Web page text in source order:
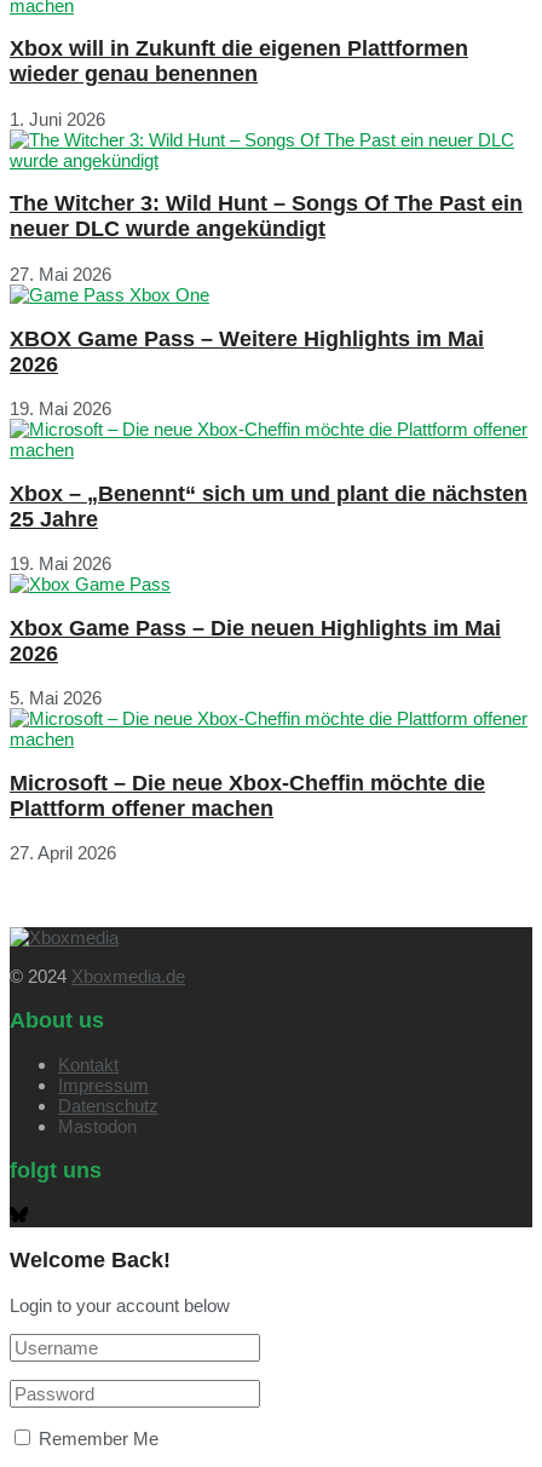
Xbox will in Zukunft die eigenen Plattformen
wieder genau benennen
1. Juni 2026
The Witcher 3: Wild Hunt – Songs Of The Past ein
neuer DLC wurde angekündigt
27. Mai 2026
XBOX Game Pass – Weitere Highlights im Mai
2026
19. Mai 2026
Xbox – „Benennt“ sich um und plant die nächsten
25 Jahre
19. Mai 2026
Xbox Game Pass – Die neuen Highlights im Mai
2026
5. Mai 2026
Microsoft – Die neue Xbox-Cheffin möchte die
Plattform offener machen
27. April 2026
© 2024 Xboxmedia.de
About us
Kontakt
Impressum
Datenschutz
Mastodon
folgt uns
Welcome Back!
Login to your account below
Remember Me